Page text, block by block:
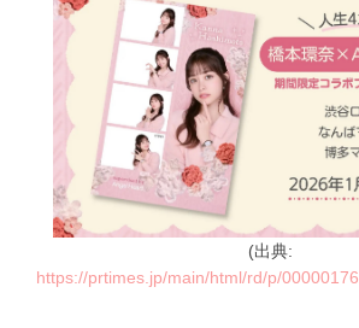
(出典:
https://prtimes.jp/main/html/rd/p/